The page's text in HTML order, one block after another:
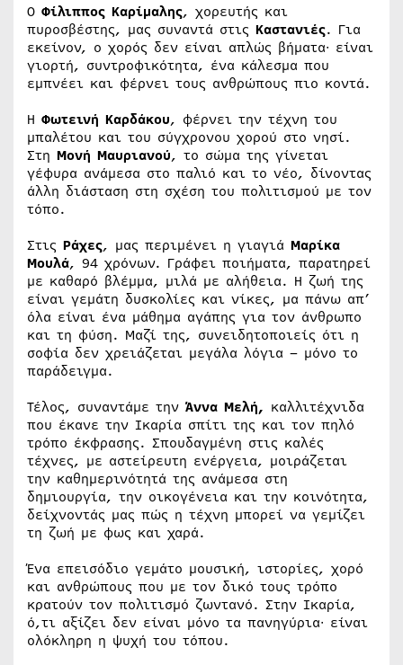
Ο Φίλιππος Καρίμαλης, χορευτής και
πυροσβέστης, μας συναντά στις Καστανιές. Για
εκείνον, ο χορός δεν είναι απλώς βήματα∙ είναι
γιορτή, συντροφικότητα, ένα κάλεσμα που
εμπνέει και φέρνει τους ανθρώπους πιο κοντά.
Η Φωτεινή Καρδάκου, φέρνει την τέχνη του
μπαλέτου και του σύγχρονου χορού στο νησί.
Στη Μονή Μαυριανού, το σώμα της γίνεται
γέφυρα ανάμεσα στο παλιό και το νέο, δίνοντας
άλλη διάσταση στη σχέση του πολιτισμού με τον
τόπο.
Στις Ράχες, μας περιμένει η γιαγιά Μαρίκα
Μουλά, 94 χρόνων. Γράφει ποιήματα, παρατηρεί
με καθαρό βλέμμα, μιλά με αλήθεια. Η ζωή της
είναι γεμάτη δυσκολίες και νίκες, μα πάνω απ’
όλα είναι ένα μάθημα αγάπης για τον άνθρωπο
και τη φύση. Μαζί της, συνειδητοποιείς ότι η
σοφία δεν χρειάζεται μεγάλα λόγια – μόνο το
παράδειγμα.
Τέλος, συναντάμε την Άννα Μελή, καλλιτέχνιδα
που έκανε την Ικαρία σπίτι της και τον πηλό
τρόπο έκφρασης. Σπουδαγμένη στις καλές
τέχνες, με αστείρευτη ενέργεια, μοιράζεται
την καθημερινότητά της ανάμεσα στη
δημιουργία, την οικογένεια και την κοινότητα,
δείχνοντάς μας πώς η τέχνη μπορεί να γεμίζει
τη ζωή με φως και χαρά.
Ένα επεισόδιο γεμάτο μουσική, ιστορίες, χορό
και ανθρώπους που με τον δικό τους τρόπο
κρατούν τον πολιτισμό ζωντανό. Στην Ικαρία,
ό,τι αξίζει δεν είναι μόνο τα πανηγύρια∙ είναι
ολόκληρη η ψυχή του τόπου.